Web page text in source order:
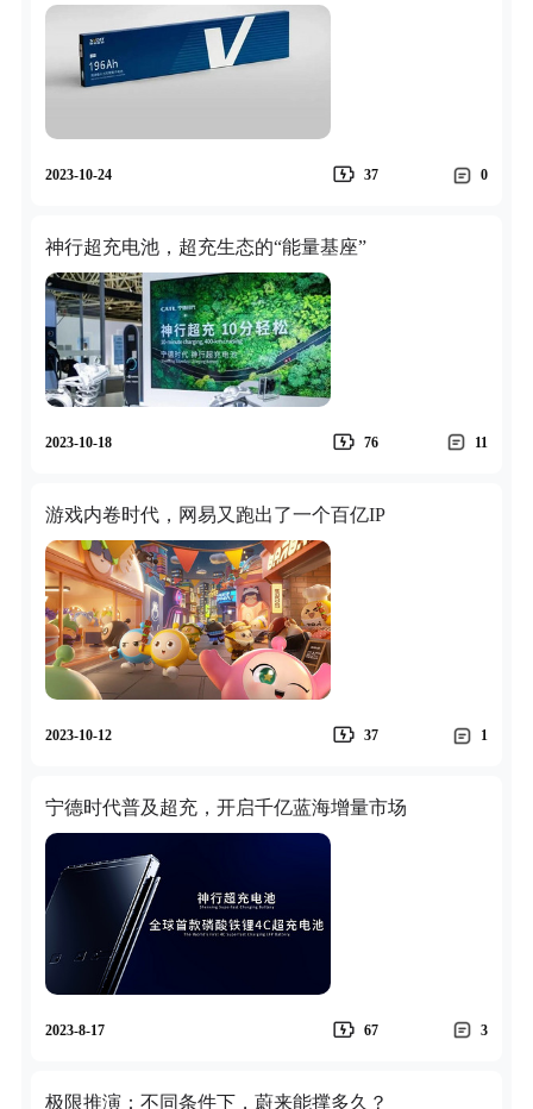
2023-10-24 37 0
神行超充电池，超充生态的“能量基座”
2023-10-18 76 11
游戏内卷时代，网易又跑出了一个百亿IP
2023-10-12 37 1
宁德时代普及超充，开启千亿蓝海增量市场
2023-8-17 67 3
极限推演：不同条件下，蔚来能撑多久？